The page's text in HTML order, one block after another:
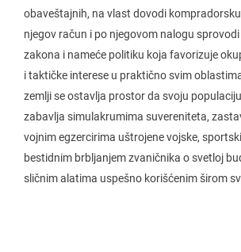
obaveštajnih, na vlast dovodi kompradorsku
njegov račun i po njegovom nalogu sprovodi
zakona i nameće politiku koja favorizuje
i taktičke interese u praktično svim
zemlji se ostavlja prostor da svoju
zabavlja simulakrumima suvereniteta,
vojnim egzercirima uštrojene vojske,
bestidnim brbljanjem zvaničnika o svetloj
sličnim alatima uspešno korišćenim širom